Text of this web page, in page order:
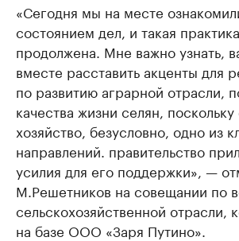
«Сегодня мы на месте
состоянием дел, и такая
продолжена. Мне важно узнать,
вместе расставить акценты для
по развитию аграрной отрасли,
качества жизни селян, поскольку
хозяйство, безусловно, одно из
направлений. правительство
усилия для его поддержки», —
М.Решетников на совещании по
сельскохозяйственной отрасли,
на базе ООО «Заря Путино».